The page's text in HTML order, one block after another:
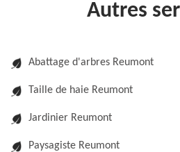
Autres
Abattage d'arbres Reumont
Taille de haie Reumont
Jardinier Reumont
Paysagiste Reumont